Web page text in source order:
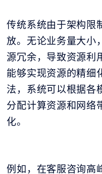
传统系统由于架构限
放。无论业务量大小
源冗余，导致资源利
能够实现资源的精细
法，系统可以根据各
分配计算资源和网络
化。
例如，在客服咨询高